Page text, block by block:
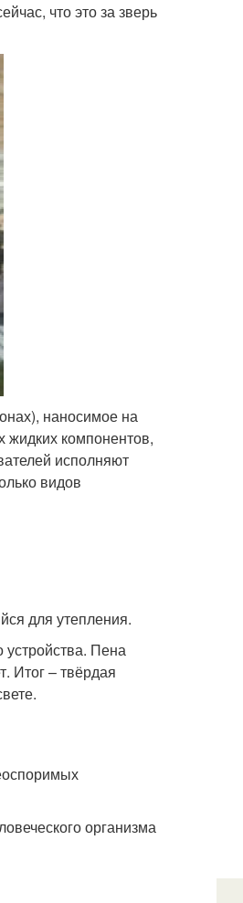
что это за зверь
наносимое на
жидких компонентов,
исполняют
видов
для утепления.
Пена
Итог – твёрдая
организма